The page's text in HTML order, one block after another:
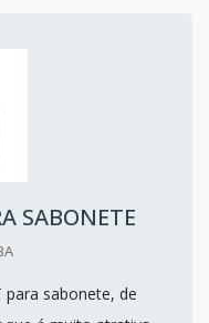
SABONETE
para sabonete, de